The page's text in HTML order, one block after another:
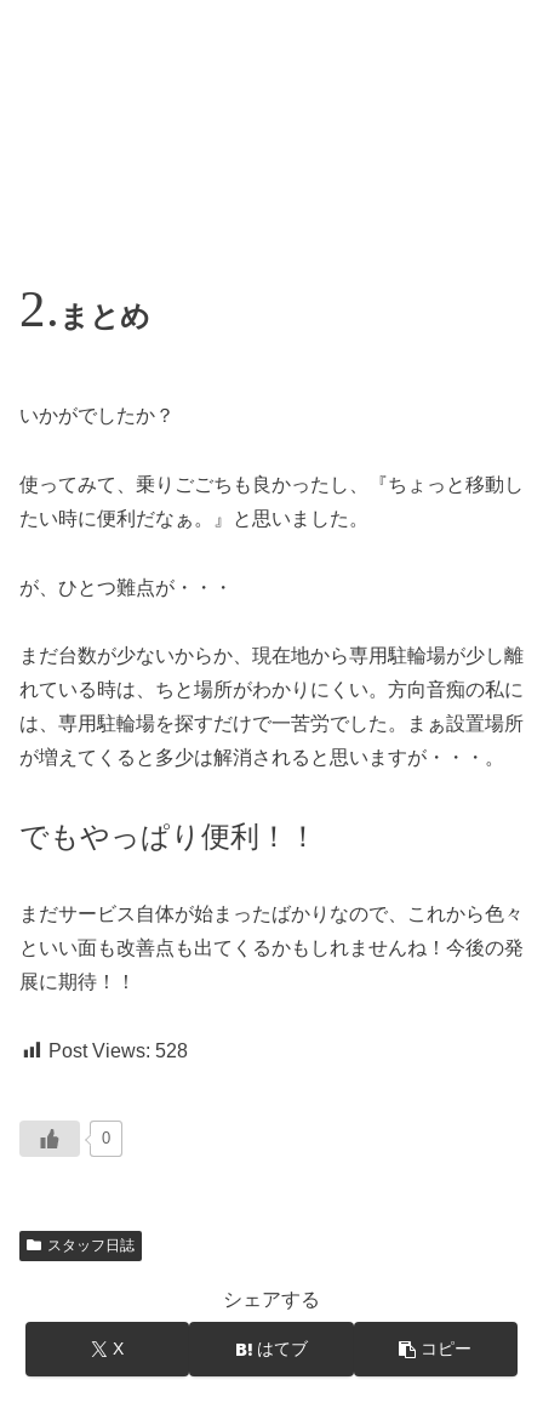
まとめ
いかがでしたか？
使ってみて、乗りごごちも良かったし、『ちょっと移動し
たい時に便利だなぁ。』と思いました。
が、ひとつ難点が・・・
まだ台数が少ないからか、現在地から専用駐輪場が少し離
れている時は、ちと場所がわかりにくい。方向音痴の私に
は、専用駐輪場を探すだけで一苦労でした。まぁ設置場所
が増えてくると多少は解消されると思いますが・・・。
でもやっぱり便利！！
まだサービス自体が始まったばかりなので、これから色々
といい面も改善点も出てくるかもしれませんね！今後の発
展に期待！！
Post Views: 528
0
スタッフ日誌
シェアする
X はてブ コピー